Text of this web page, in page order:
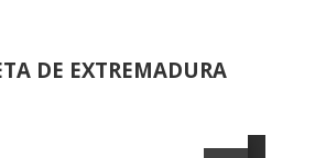
DE EXTREMADURA